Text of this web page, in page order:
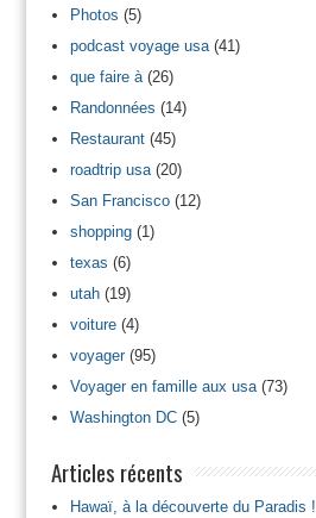
Photos (5)
podcast voyage usa(41)
que faire à(26)
Randonnées (14)
Restaurant(45)
roadtrip usa(20)
San Francisco(12)
shopping(1)
texas (6)
utah(19)
voiture(4)
voyager(95)
Voyager en famille aux usa(73)
Washington DC(5)
Articles récents
Hawaï, à la découverte du Paradis !